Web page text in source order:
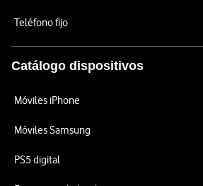
Teléfono fijo
Catálogo dispositivos
Móviles iPhone
Móviles Samsung
PS5 digital